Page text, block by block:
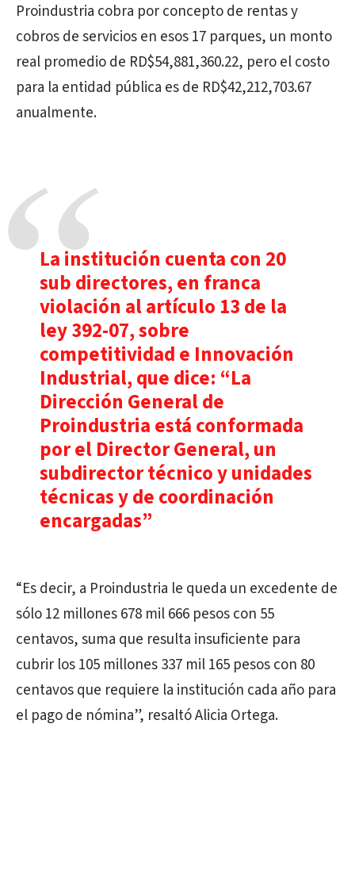
Proindustria cobra por concepto de rentas y
cobros de servicios en esos 17 parques, un monto
real promedio de RD$54,881,360.22, pero el costo
para la entidad pública es de RD$42,212,703.67
anualmente.
La institución cuenta con 20
sub directores, en franca
violación al artículo 13 de la
ley 392-07, sobre
competitividad e Innovación
Industrial, que dice: “La
Dirección General de
Proindustria está conformada
por el Director General, un
subdirector técnico y unidades
técnicas y de coordinación
encargadas”
“Es decir, a Proindustria le queda un excedente de
sólo 12 millones 678 mil 666 pesos con 55
centavos, suma que resulta insuficiente para
cubrir los 105 millones 337 mil 165 pesos con 80
centavos que requiere la institución cada año para
el pago de nómina”, resaltó Alicia Ortega.